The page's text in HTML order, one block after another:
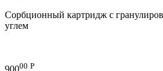
Сорбционный картридж с
углем
00 Р